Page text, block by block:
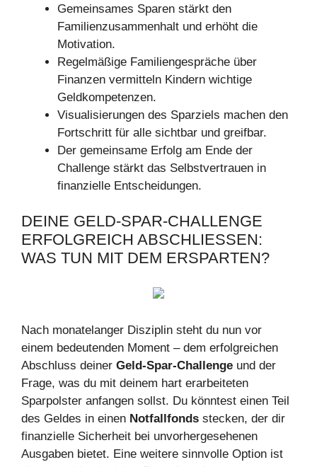
Gemeinsames Sparen stärkt den
Familienzusammenhalt und erhöht die
Motivation.
Regelmäßige Familiengespräche über
Finanzen vermitteln Kindern wichtige
Geldkompetenzen.
Visualisierungen des Sparziels machen den
Fortschritt für alle sichtbar und greifbar.
Der gemeinsame Erfolg am Ende der
Challenge stärkt das Selbstvertrauen in
finanzielle Entscheidungen.
DEINE GELD-SPAR-CHALLENGE
ERFOLGREICH ABSCHLIESSEN: W
AS TUN MIT DEM ERSPARTEN?
Nach monatelanger Disziplin steht du nun vor
einem bedeutenden Moment – dem erfolgreichen
Abschluss deiner Geld-Spar-Challenge und der
Frage, was du mit deinem hart erarbeiteten
Sparpolster anfangen sollst. Du könntest einen Teil
des Geldes in einen Notfallfonds stecken, der dir
finanzielle Sicherheit bei unvorhergesehenen
Ausgaben bietet. Eine weitere sinnvolle Option ist